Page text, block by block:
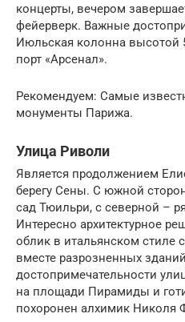
концерты, вечером
фейерверк. Важные
Июльская колонна высотой
порт «Арсенал».
Рекомендуем: Самые
монументы Парижа.
Улица Риволи
Является продолжением
берегу Сены. С южной
сад Тюильри, с северной –
Интересно архитектурное
облик в итальянском
вместе разрозненных
достопримечательности
на площади Пирамиды и
похоронен алхимик Николя